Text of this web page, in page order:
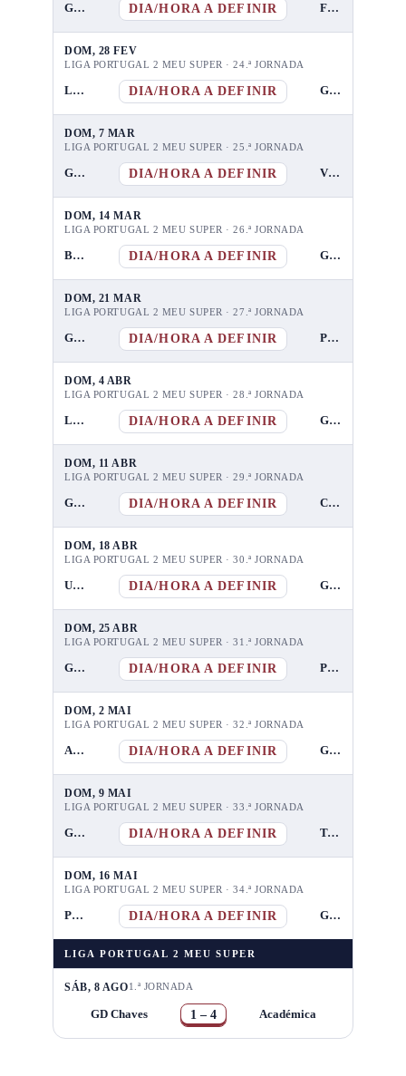
GD Chaves DIA/HORA A DEFINIR Feirense
DOM, 28 FEV
LIGA PORTUGAL 2 MEU SUPER · 24.ª JORNADA
Lusitânia FC Lourosa DIA/HORA A DEFINIR GD Chaves
DOM, 7 MAR
LIGA PORTUGAL 2 MEU SUPER · 25.ª JORNADA
GD Chaves DIA/HORA A DEFINIR Vizela
DOM, 14 MAR
LIGA PORTUGAL 2 MEU SUPER · 26.ª JORNADA
Benfica B DIA/HORA A DEFINIR GD Chaves
DOM, 21 MAR
LIGA PORTUGAL 2 MEU SUPER · 27.ª JORNADA
GD Chaves DIA/HORA A DEFINIR Penafiel
DOM, 4 ABR
LIGA PORTUGAL 2 MEU SUPER · 28.ª JORNADA
Leixões DIA/HORA A DEFINIR GD Chaves
DOM, 11 ABR
LIGA PORTUGAL 2 MEU SUPER · 29.ª JORNADA
GD Chaves DIA/HORA A DEFINIR CD Tondela
DOM, 18 ABR
LIGA PORTUGAL 2 MEU SUPER · 30.ª JORNADA
UD Leiria DIA/HORA A DEFINIR GD Chaves
DOM, 25 ABR
LIGA PORTUGAL 2 MEU SUPER · 31.ª JORNADA
GD Chaves DIA/HORA A DEFINIR Porto B
DOM, 2 MAI
LIGA PORTUGAL 2 MEU SUPER · 32.ª JORNADA
Amarante FC DIA/HORA A DEFINIR GD Chaves
DOM, 9 MAI
LIGA PORTUGAL 2 MEU SUPER · 33.ª JORNADA
GD Chaves DIA/HORA A DEFINIR Torreense
DOM, 16 MAI
LIGA PORTUGAL 2 MEU SUPER · 34.ª JORNADA
Portimonense DIA/HORA A DEFINIR GD Chaves
LIGA PORTUGAL 2 MEU SUPER
SÁB, 8 AGO1.ª JORNADA
GD Chaves 1 – 4 Académica